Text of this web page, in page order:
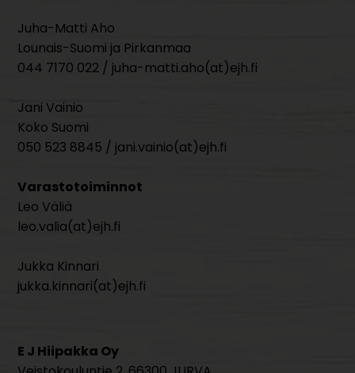
Juha-Matti Aho
Lounais-Suomi ja Pirkanmaa
044 7170 022 / juha-matti.aho(at)ejh.fi
Jani Vainio
Koko Suomi
050 523 8845 / jani.vainio(at)ejh.fi
Varastotoiminnot
Leo Väliä
leo.valia(at)ejh.fi
Jukka Kinnari
jukka.kinnari(at)ejh.fi
E J Hiipakka Oy